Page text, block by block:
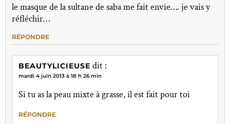
le masque de la sultane de saba me fait envie…. je vais y
réfléchir…
RÉPONDRE
BEAUTYLICIEUSE dit :
mardi 4 juin 2013 à 18 h 26 min
Si tu as la peau mixte à grasse, il est fait pour toi
RÉPONDRE